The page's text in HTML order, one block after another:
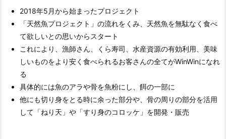
2018年5月から始まったプロジェクト
「天然魚プロジェクト」の流れをくみ、天然魚を無駄なく食べ
て欲しいとの思いからスタート
これにより、漁師さん、くら寿司、水産資源の有効利用、美味
しいものをより安く食べられるお客さんの全てがWinWinになれ
る
具体的には魚のアラや骨を魚粉にし、餌の一部に
他にも切り身をとる時に余った部分や、骨の周りの部分を活用
して「ねり天」や「すり身のコロッケ」を開発・販売